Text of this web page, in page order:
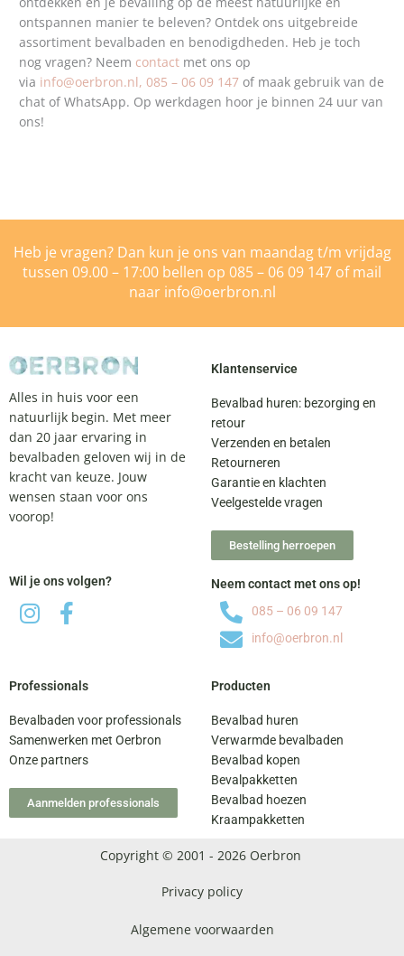
ontspannen manier te beleven? Ontdek ons uitgebreide
assortiment bevalbaden en benodigdheden. Heb je toch
nog vragen? Neem contact met ons op
via info@oerbron.nl, 085 – 06 09 147 of maak gebruik van de
chat of WhatsApp. Op werkdagen hoor je binnen 24 uur van
ons!
Heb je vragen? Dan kun je ons van maandag t/m vrijdag
tussen 09.00 – 17:00 bellen op 085 – 06 09 147 of mail
naar info@oerbron.nl
Alles in huis voor een
natuurlijk begin. Met meer
dan 20 jaar ervaring in
bevalbaden geloven wij in de
kracht van keuze. Jouw
wensen staan voor ons
voorop!
Wil je ons volgen?
Klantenservice
Bevalbad huren: bezorging en
retour
Verzenden en betalen
Retourneren
Garantie en klachten
Veelgestelde vragen
Bestelling herroepen
Neem contact met ons op!
085 – 06 09 147
info@oerbron.nl
Professionals
Bevalbaden voor professionals
Samenwerken met Oerbron
Onze partners
Aanmelden professionals
Producten
Bevalbad huren
Verwarmde bevalbaden
Bevalbad kopen
Bevalpakketten
Bevalbad hoezen
Kraampakketten
Copyright © 2001 - 2026 Oerbron
Privacy policy
Algemene voorwaarden